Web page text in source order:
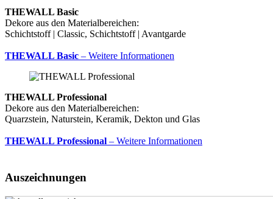
THEWALL Basic
Dekore aus den Materialbereichen:
Schichtstoff | Classic, Schichtstoff | Avantgarde
THEWALL Basic – Weitere Informationen
THEWALL Professional
Dekore aus den Materialbereichen:
Quarzstein, Naturstein, Keramik, Dekton und Glas
THEWALL Professional – Weitere Informationen
Auszeichnungen